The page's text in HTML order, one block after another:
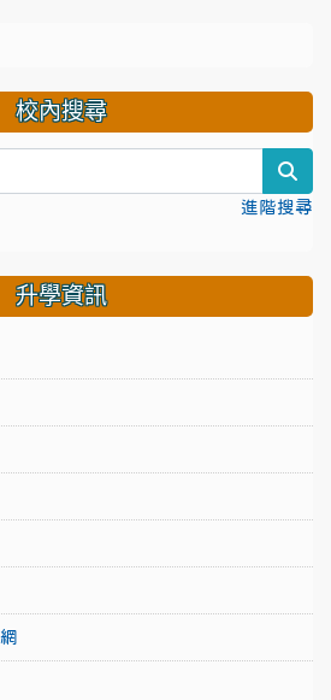
校內搜尋
進階搜尋
升學資訊